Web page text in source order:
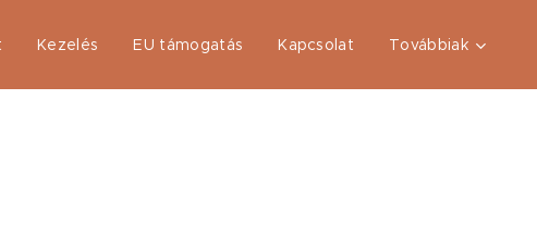
Kezelés EU támogatás Kapcsolat Továbbiak